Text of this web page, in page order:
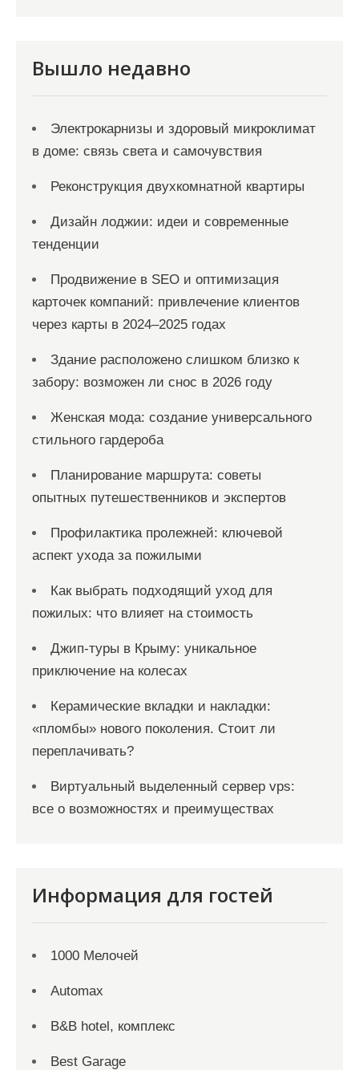
Вышло недавно
Электрокарнизы и здоровый микроклимат
в доме: связь света и самочувствия
Реконструкция двухкомнатной квартиры
Дизайн лоджии: идеи и современные
тенденции
Продвижение в SEO и оптимизация
карточек компаний: привлечение клиентов
через карты в 2024–2025 годах
Здание расположено слишком близко к
забору: возможен ли снос в 2026 году
Женская мода: создание универсального
стильного гардероба
Планирование маршрута: советы
опытных путешественников и экспертов
Профилактика пролежней: ключевой
аспект ухода за пожилыми
Как выбрать подходящий уход для
пожилых: что влияет на стоимость
Джип-туры в Крыму: уникальное
приключение на колесах
Керамические вкладки и накладки:
«пломбы» нового поколения. Стоит ли
переплачивать?
Виртуальный выделенный сервер vps:
все о возможностях и преимуществах
Информация для гостей
1000 Мелочей
Automax
B&B hotel, комплекс
Best Garage